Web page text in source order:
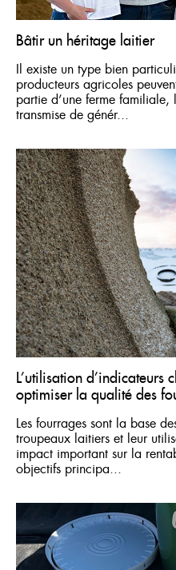
Bâtir un héritage laitier
Il existe un type bien
producteurs agricoles
partie d’une ferme familiale,
transmise de génér...
L’utilisation d’indicateurs
optimiser la qualité des
Les fourrages sont la base
troupeaux laitiers et leur
impact important sur la
objectifs principa...